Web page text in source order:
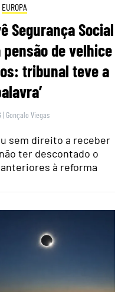
EUROPA
Segurança Social
de velhice
tribunal teve a
| Gonçalo Viegas
sem direito a receber
ter descontado o
à reforma